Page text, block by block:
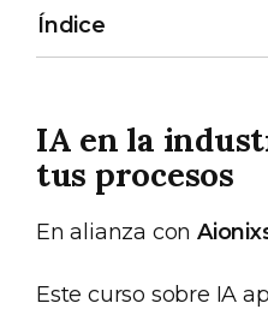
Índice
IA en la
tus procesos
En alianza con
Este curso sobre IA